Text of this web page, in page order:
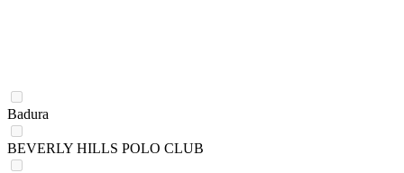
Badura
BEVERLY HILLS POLO CLUB